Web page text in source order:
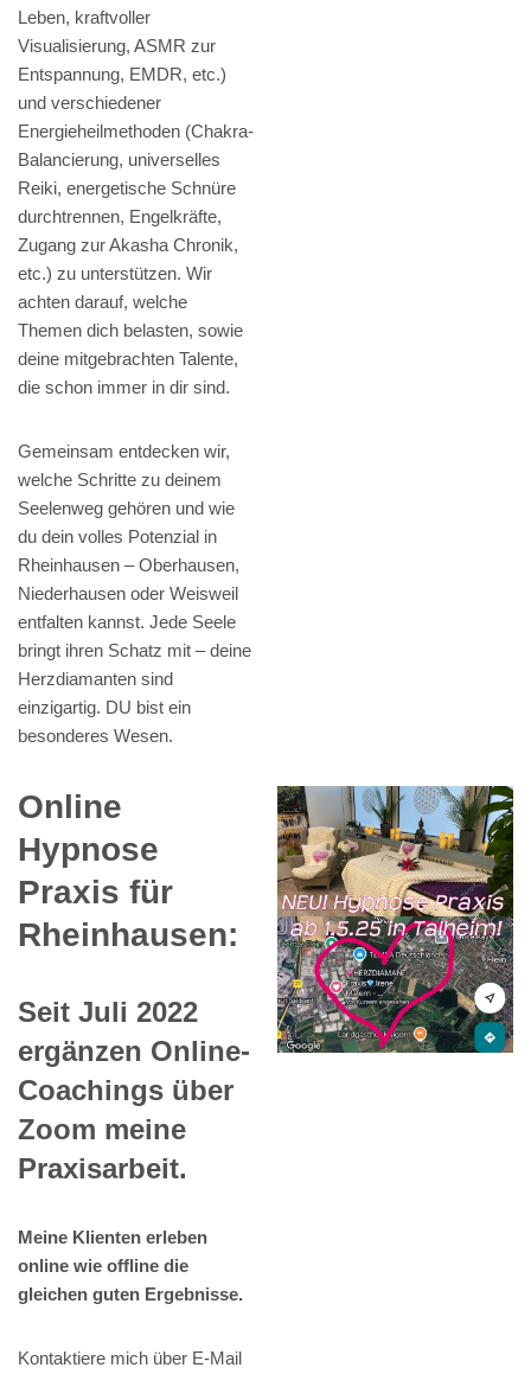
Leben, kraftvoller
Visualisierung, ASMR zur
Entspannung, EMDR, etc.)
und verschiedener
Energieheilmethoden (Chakra-
Balancierung, universelles
Reiki, energetische Schnüre
durchtrennen, Engelkräfte,
Zugang zur Akasha Chronik,
etc.) zu unterstützen. Wir
achten darauf, welche
Themen dich belasten, sowie
deine mitgebrachten Talente,
die schon immer in dir sind.
Gemeinsam entdecken wir,
welche Schritte zu deinem
Seelenweg gehören und wie
du dein volles Potenzial in
Rheinhausen – Oberhausen,
Niederhausen oder Weisweil
entfalten kannst. Jede Seele
bringt ihren Schatz mit – deine
Herzdiamanten sind
einzigartig. DU bist ein
besonderes Wesen.
Online
Hypnose
Praxis für
Rheinhausen:
Seit Juli 2022
ergänzen Online-
Coachings über
Zoom meine
Praxisarbeit.
Meine Klienten erleben
online wie offline die
gleichen guten Ergebnisse.
Kontaktiere mich über E-Mail